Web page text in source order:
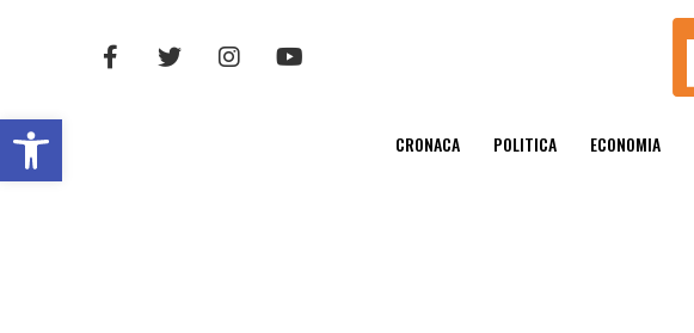
Open toolbar CRONACA POLITICA ECONOMIA